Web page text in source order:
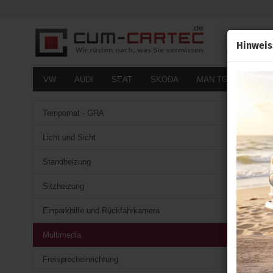
Alle
VW AUDI SEAT SKODA MAN TGE
Tempomat - GRA
Licht und Sicht
Standheizung
Sitzheizung
Einparkhilfe und Rückfahrkamera
Multimedia
Freisprecheinrichtung